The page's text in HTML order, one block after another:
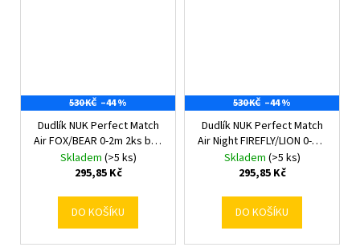
530 KČ –44 %
Dudlík NUK Perfect Match
Air FOX/BEAR 0-2m 2ks box
0-2 m
Skladem (>5 ks)
295,85 Kč
DO KOŠÍKU
530 KČ –44 %
Dudlík NUK Perfect Match
Air Night FIREFLY/LION 0-6m
2ks box 0-6 m
Skladem (>5 ks)
295,85 Kč
DO KOŠÍKU